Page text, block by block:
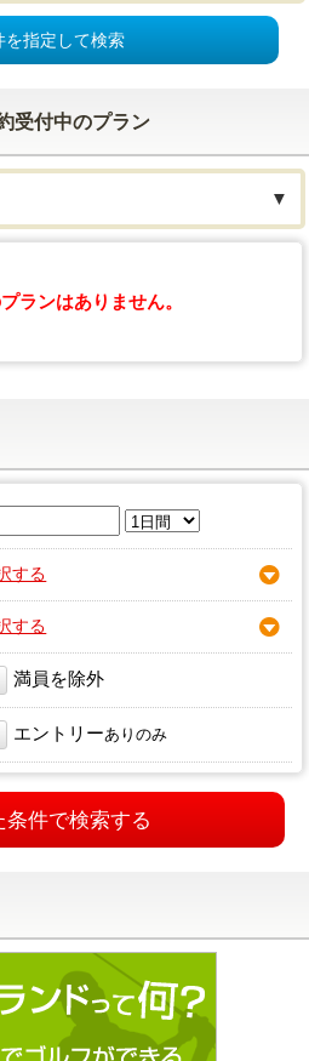
指定して検索
受付中のプラン
▼
ランはありません。
する
する
満員を除外
エントリーありのみ
条件で検索する